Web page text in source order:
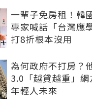
一輩子免房租！韓
專家喊話「台灣應
打8折根本沒用
為何政府不打房？
3.0「越貸越重」
年輕人未來